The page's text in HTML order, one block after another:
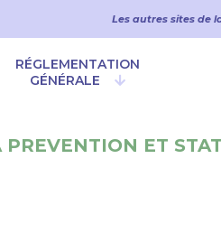
Les autres sites de
RÉGLEMENTATION
GÉNÉRALE
ET